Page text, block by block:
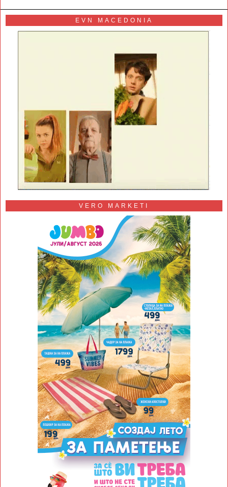
EVN MACEDONIA
VERO MARKETI